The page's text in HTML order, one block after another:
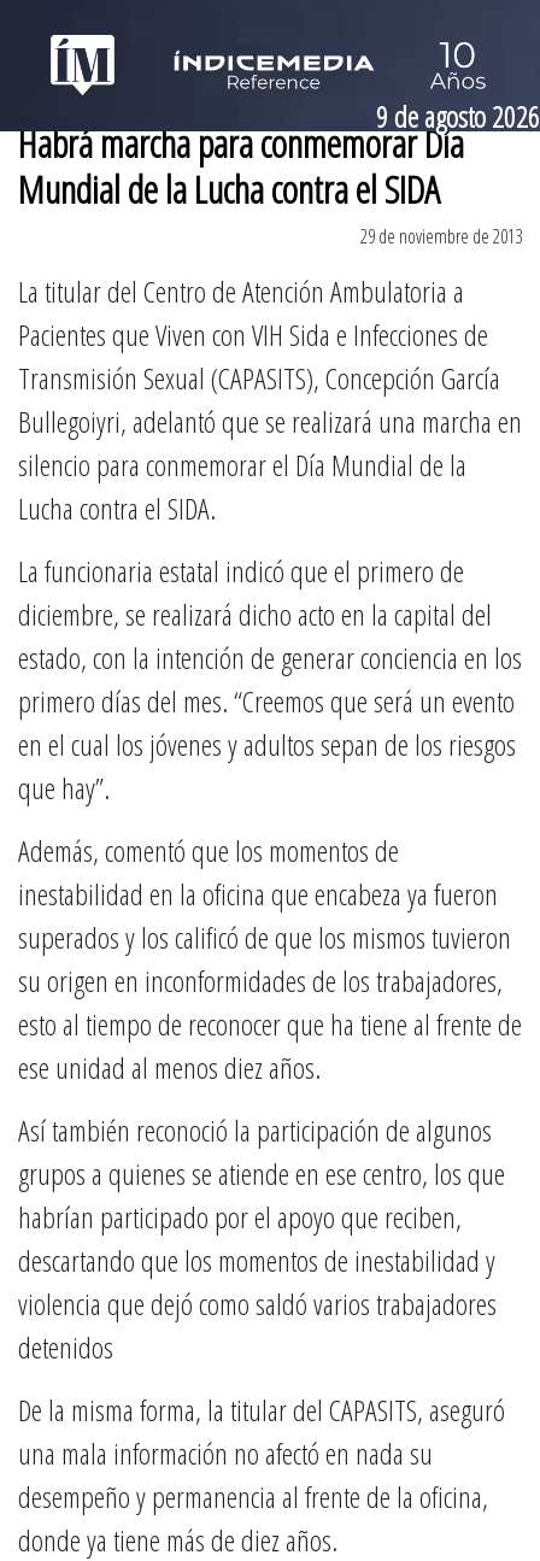
9 de agosto 2026
Habrá marcha para conmemorar Día
Mundial de la Lucha contra el SIDA
29 de noviembre de 2013
La titular del Centro de Atención Ambulatoria a
Pacientes que Viven con VIH Sida e Infecciones de
Transmisión Sexual (CAPASITS), Concepción García
Bullegoiyri, adelantó que se realizará una marcha en
silencio para conmemorar el Día Mundial de la
Lucha contra el SIDA.
La funcionaria estatal indicó que el primero de
diciembre, se realizará dicho acto en la capital del
estado, con la intención de generar conciencia en los
primero días del mes. “Creemos que será un evento
en el cual los jóvenes y adultos sepan de los riesgos
que hay”.
Además, comentó que los momentos de
inestabilidad en la oficina que encabeza ya fueron
superados y los calificó de que los mismos tuvieron
su origen en inconformidades de los trabajadores,
esto al tiempo de reconocer que ha tiene al frente de
ese unidad al menos diez años.
Así también reconoció la participación de algunos
grupos a quienes se atiende en ese centro, los que
habrían participado por el apoyo que reciben,
descartando que los momentos de inestabilidad y
violencia que dejó como saldó varios trabajadores
detenidos
De la misma forma, la titular del CAPASITS, aseguró
una mala información no afectó en nada su
desempeño y permanencia al frente de la oficina,
donde ya tiene más de diez años.